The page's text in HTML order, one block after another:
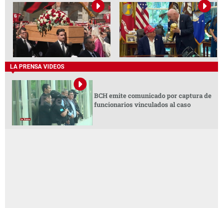
LA PRENSA VIDEOS
BCH emite comunicado por captura de
funcionarios vinculados al caso